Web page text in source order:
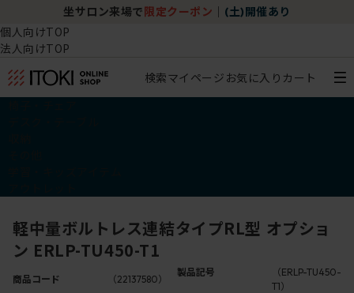
坐サロン来場で 限定クーポン (土)開催あり
個人向けTOP
法人向けTOP
検索マイページ お気に入り カート
軽中量ボルトレス連結タイプRL型 オプショ
ン ERLP-TU450-T1
商品コード （22137580）
製品記号
（ERLP-TU450-
T1）